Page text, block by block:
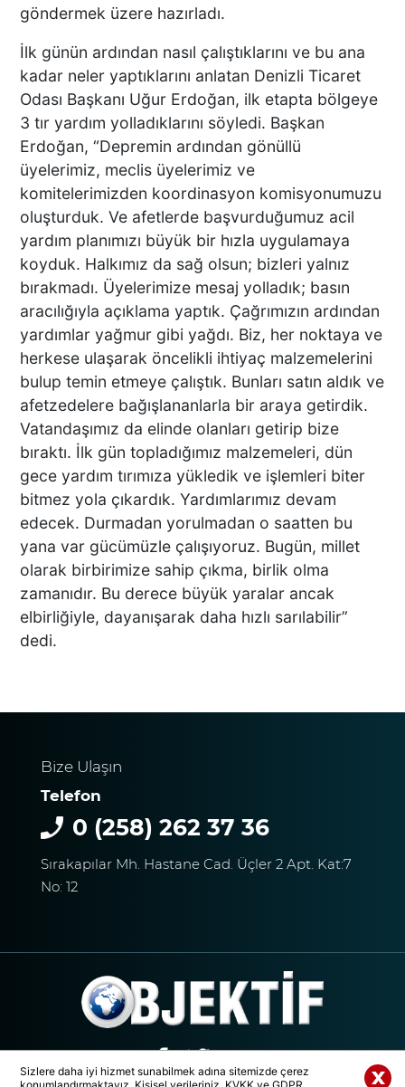
Sizlere daha iyi hizmet sunabilmek adına sitemizde çerez
YAĞDIRAN ŞÜPHELİNİN
KAÇIŞ ANLARI ORTAYA
ÇIKTI
TÜRKİYE BU SÖZLERLE
YIKILDI: "BEBEĞİME SİPER
OLDU"
Acısı 10 Yıldır Dinmeyen
Anne: "Kızımı 'Barışacağız'
Diyerek Evden Götürdü"
DENİZLİ’DEN ALMANYA’YA
INTERPACK ÇIKARMASI DTO
ÜYESİ 38 FİRMA, FUARDA
YENİ TEKNOLOJİLERLE
BULUŞTU
DTO’DAN SU VE ENERJİ
VERİMLİLİĞİ EĞİTİMLERİ
DENİZLİ SANAYİSİNDE
VERİMLİLİK ATILIMI
BAŞKAN ERDOĞAN:
DENİZLİ’NİN İLÇESİNDE KAR
YAĞIŞI BAŞLADI
göndermek üzere hazırladı.
İlk günün ardından nasıl çalıştıklarını ve bu ana
kadar neler yaptıklarını anlatan Denizli Ticaret
Odası Başkanı Uğur Erdoğan, ilk etapta bölgeye
3 tır yardım yolladıklarını söyledi. Başkan
Erdoğan, “Depremin ardından gönüllü
üyelerimiz, meclis üyelerimiz ve
komitelerimizden koordinasyon komisyonumuzu
oluşturduk. Ve afetlerde başvurduğumuz acil
yardım planımızı büyük bir hızla uygulamaya
koyduk. Halkımız da sağ olsun; bizleri yalnız
bırakmadı. Üyelerimize mesaj yolladık; basın
aracılığıyla açıklama yaptık. Çağrımızın ardından
yardımlar yağmur gibi yağdı. Biz, her noktaya ve
herkese ulaşarak öncelikli ihtiyaç malzemelerini
bulup temin etmeye çalıştık. Bunları satın aldık ve
afetzedelere bağışlananlarla bir araya getirdik.
Vatandaşımız da elinde olanları getirip bize
bıraktı. İlk gün topladığımız malzemeleri, dün
gece yardım tırımıza yükledik ve işlemleri biter
bitmez yola çıkardık. Yardımlarımız devam
edecek. Durmadan yorulmadan o saatten bu
yana var gücümüzle çalışıyoruz. Bugün, millet
olarak birbirimize sahip çıkma, birlik olma
zamanıdır. Bu derece büyük yaralar ancak
elbirliğiyle, dayanışarak daha hızlı sarılabilir”
dedi.
Bize Ulaşın
Telefon
0 (258) 262 37 36
Sırakapılar Mh. Hastane Cad. Üçler 2 Apt. Kat:7
No: 12